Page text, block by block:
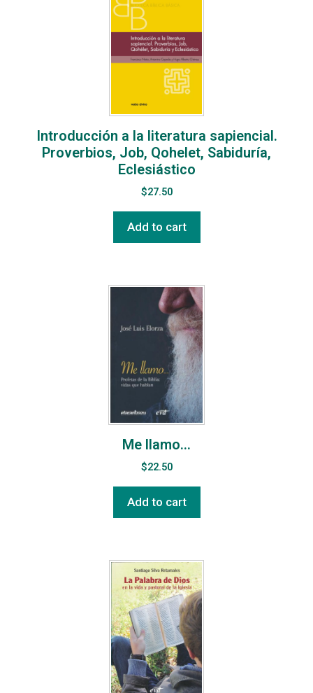
Introducción a la literatura sapiencial.
Proverbios, Job, Qohelet, Sabiduría,
Eclesiástico
$27.50
Add to cart
Me llamo…
$22.50
Add to cart